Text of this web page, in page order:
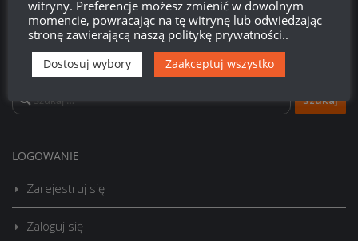
LOGOWANIE
Zarejestruj się
Zaloguj się
witryny. Preferencje możesz zmienić w dowolnym
momencie, powracając na tę witrynę lub odwiedzając
stronę zawierającą naszą politykę prywatności..
Dostosuj wybory Zaakceptuj wszystko